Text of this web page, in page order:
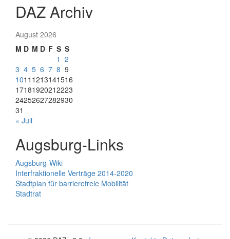
DAZ Archiv
August 2026
M D M D F S S
1 2
3 4 5 6 7 8 9
1011 1213141516
17181920212223
24252627282930
31
« Juli
Augsburg-Links
Augsburg-Wiki
Interfraktionelle Verträge 2014-2020
Stadtplan für barrierefreie Mobilität
Stadtrat